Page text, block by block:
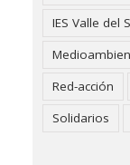
IES Valle del
Red-acción
Solidarios